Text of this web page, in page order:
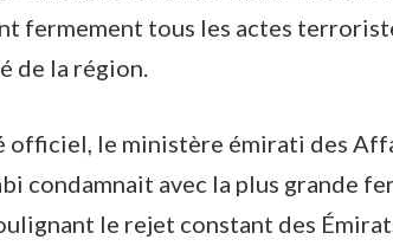
fermement tous les actes
de la région.
officiel, le ministère émirati des
condamnait avec la plus grande
le rejet constant des